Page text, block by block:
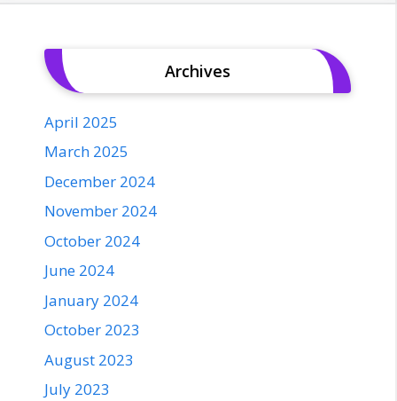
Archives
April 2025
March 2025
December 2024
November 2024
October 2024
June 2024
January 2024
October 2023
August 2023
July 2023